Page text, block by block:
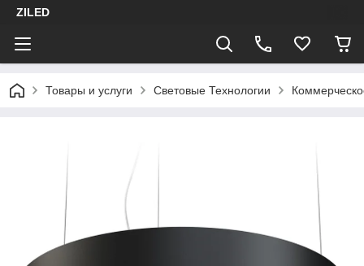
ZILED
Товары и услуги Световые Технологии